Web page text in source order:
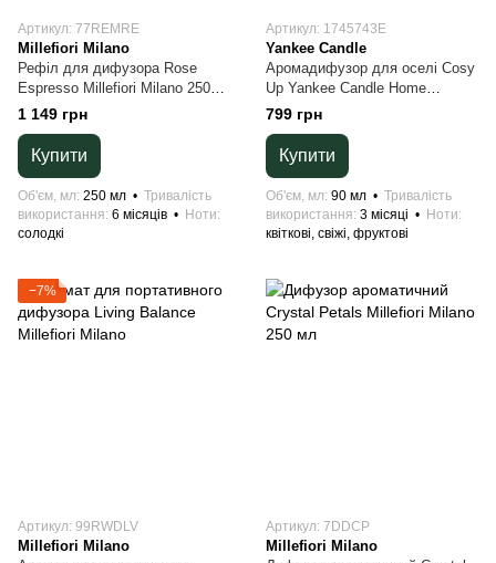
Артикул: 77REMRE
Millefiori Milano
Рефіл для дифузора Rose
Espresso Millefiori Milano 250
мл
1 149 грн
Купити
Об'єм, мл 250 мл
Тривалість
використання 6 місяців
Ноти
солодкі
Артикул: 1745743E
Yankee Candle
Аромадифузор для оселі Cosy
Up Yankee Candle Home
Inspiration 90 мл
799 грн
Купити
Об'єм, мл 90 мл
Тривалість
використання 3 місяці
Ноти
квіткові, свіжі, фруктові
−7%
Артикул: 99RWDLV
Millefiori Milano
Артикул: 7DDCP
Millefiori Milano